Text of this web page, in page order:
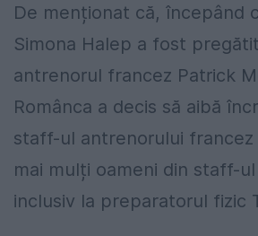
De menționat că, începând
Simona Halep a fost
antrenorul francez Patrick
Românca a decis să aibă
staff-ul antrenorului
mai mulți oameni din staff-
inclusiv la preparatorul fizic